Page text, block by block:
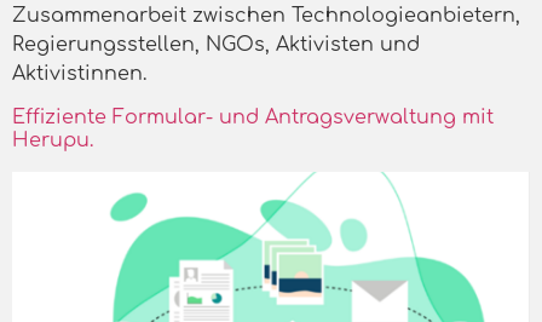
Zusammenarbeit zwischen Technologieanbietern,
Regierungsstellen, NGOs, Aktivisten und
Aktivistinnen.
Effiziente Formular- und Antragsverwaltung mit
Herupu.